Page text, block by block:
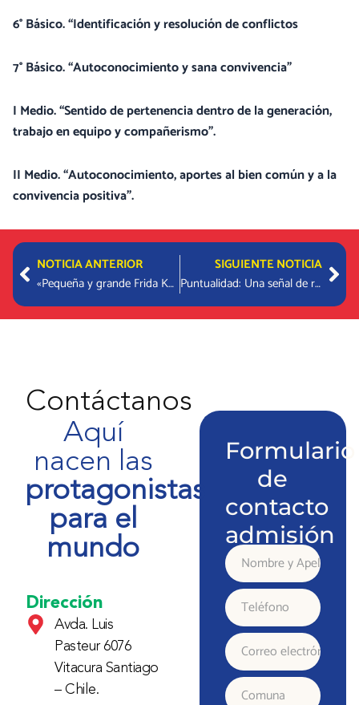
6° Básico. “Identificación y resolución de conflictos
7° Básico. “Autoconocimiento y sana convivencia”
I Medio. “Sentido de pertenencia dentro de la generación,
trabajo en equipo y compañerismo”.
II Medio. “Autoconocimiento, aportes al bien común y a la
convivencia positiva”.
PrevNOTICIA ANTERIOR
«Pequeña y grande Frida Kahlo» cautivó a las estudiantes de Kinder»
SIGUIENTE NOTICIA
Puntualidad: Una señal de respeto
Contáctanos
Aquí
nacen las
protagonistas
para el
mundo
Dirección
Avda. Luis
Pasteur 6076
Vitacura Santiago
– Chile.
Formulario
de
contacto
admisión
Nombre
y
Apellido
Teléfono
Correo
electrónico
Comuna